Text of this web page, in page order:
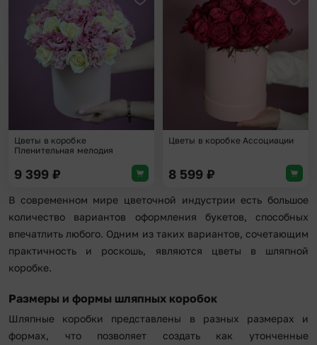
Добавить в избранное
Цветы в коробке
Пленительная мелодия
9 399 ₽
Цветы в коробке Ассоциации
8 599 ₽
В современном мире цветочной индустрии есть большое
количество вариантов оформления букетов, способных
впечатлить любого. Одним из таких вариантов, сочетающим
практичность и роскошь, являются цветы в шляпной
коробке.
Размеры и формы шляпных коробок
Шляпные коробки представлены в разных размерах и
формах, что позволяет создать как утонченные